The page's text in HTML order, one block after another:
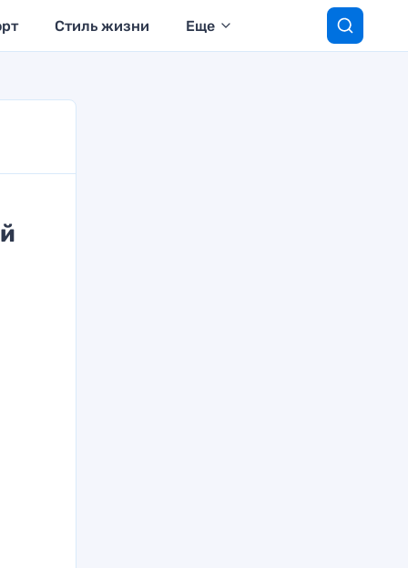
Стиль жизни Еще